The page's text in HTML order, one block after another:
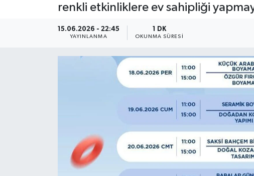
renkli etkinliklere ev sahipliği
15.06.2026 - 22:45
YAYINLANMA
1 DK
OKUNMA SÜRESI